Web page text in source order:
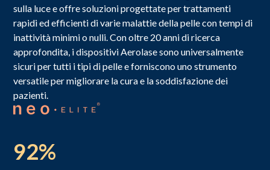
sulla luce e offre soluzioni progettate per trattamenti
rapidi ed efficienti di varie malattie della pelle con tempi di
inattività minimi o nulli. Con oltre 20 anni di ricerca
approfondita, i dispositivi Aerolase sono universalmente
sicuri per tutti i tipi di pelle e forniscono uno strumento
versatile per migliorare la cura e la soddisfazione dei
pazienti.
92%